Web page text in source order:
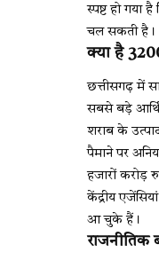
स्पष्ट हो गया
चल सकती है।
क्या है
छत्तीसगढ़ में
सबसे बड़े
शराब के
पैमाने पर
हजारों करोड़
केंद्रीय
आ चुके हैं।
राजनीतिक